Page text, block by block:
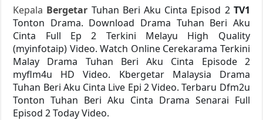
Kepala Bergetar Tuhan Beri Aku Cinta Episod 2 TV1
Tonton Drama. Download Drama Tuhan Beri Aku
Cinta Full Ep 2 Terkini Melayu High Quality
(myinfotaip) Video. Watch Online Cerekarama Terkini
Malay Drama Tuhan Beri Aku Cinta Episode 2
myflm4u HD Video. Kbergetar Malaysia Drama
Tuhan Beri Aku Cinta Live Epi 2 Video. Terbaru Dfm2u
Tonton Tuhan Beri Aku Cinta Drama Senarai Full
Episod 2 Today Video.